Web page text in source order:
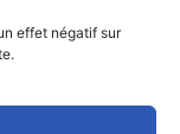
effet négatif sur